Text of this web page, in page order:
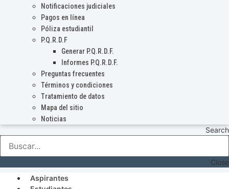
Notificaciones judiciales
Pagos en línea
Póliza estudiantil
P.Q.R.D.F
Generar P.Q.R.D.F.
Informes P.Q.R.D.F.
Preguntas frecuentes
Términos y condiciones
Tratamiento de datos
Mapa del sitio
Noticias
Search
Close
Aspirantes